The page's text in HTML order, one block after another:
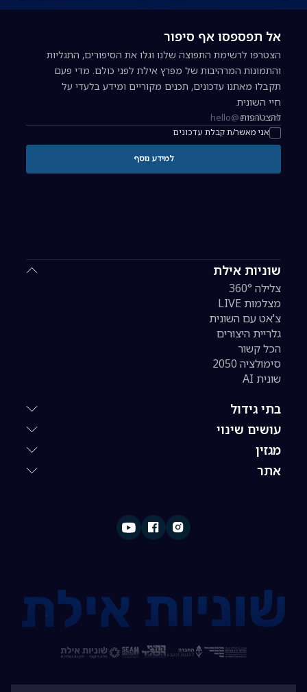
שוניות אילת
צלילה 360°
מצלמות LIVE
צ'אט עם השונית
גלריית היצורים
הכל קשור
סימולציה 2050
שונית AI
בתי גידול
עושים שינוי
מגזין
אתר
אל תפספסו אף סיפור
הצטרפו לרשימת התפוצה שלנו וגלו את הסיפורים, התגליות
והתמונות המרהיבות של מפרץ אילת לפני כולם. מדי פעם
תקבלו מאתנו עדכונים, תכנים מקוריים ומידע בלעדי על
חיי השונית.
כתובת אימייל להרשמה לניוזלטר
אני מאשר/ת קבלת עדכונים
להצטרפות
למידע נוסף